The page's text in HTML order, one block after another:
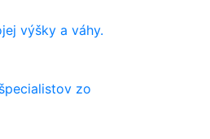
výšky a váhy.
zo